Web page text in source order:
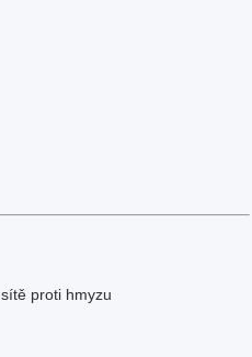
sítě proti hmyzu